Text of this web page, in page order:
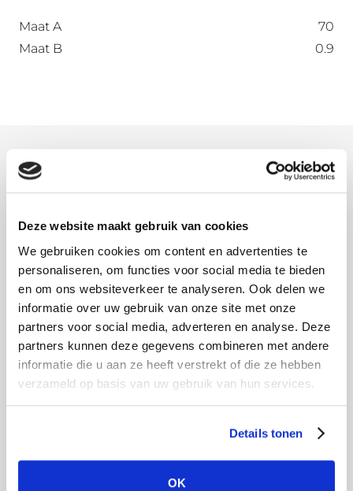
Deze website maakt gebruik van cookies
We gebruiken cookies om content en advertenties te
personaliseren, om functies voor social media te bieden
en om ons websiteverkeer te analyseren. Ook delen we
informatie over uw gebruik van onze site met onze
partners voor social media, adverteren en analyse. Deze
partners kunnen deze gegevens combineren met andere
informatie die u aan ze heeft verstrekt of die ze hebben
verzameld op basis van uw gebruik van hun services.
Details tonen
OK
Maat A
70
Maat B
0.9
Meer informatie
Wat is onbehandeld aluminium?
het vormingsproces. Deze olie is op waterbasis en
lost dus vanzelf op bij de eerste regenbui. Ga
vooral het onbehandelde aluminium niet
schoonmaken, dan verwijderd u namelijk de
beschermlaag van het aluminium. Door
natuurlijke oxidatie en het blootstellen aan de
elementen krijgt de dakgoot na verloop van tijd